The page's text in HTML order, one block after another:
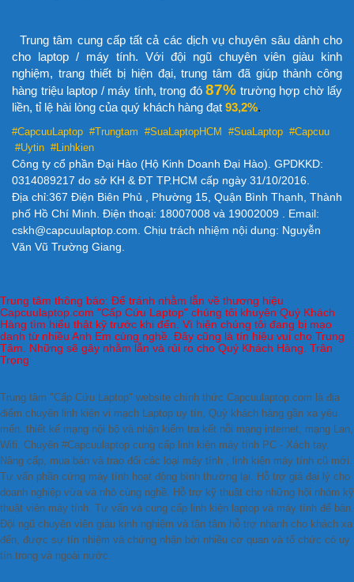
Trung tâm cung cấp tất cả các dịch vụ chuyên sâu dành cho
cho laptop / máy tính. Với đội ngũ chuyên viên giàu kinh
nghiệm, trang thiết bị hiện đại, trung tâm đã giúp thành công
hàng triệu laptop / máy tính, trong đó 87% trường hợp chờ lấy
liền, tỉ lệ hài lòng của quý khách hàng đạt 93,2%.
#CapcuuLaptop #Trungtam #SuaLaptopHCM
#SuaLaptop #Capcuu
#Uytin #Linhkien
Công ty cổ phần Đại Hào (Hộ Kinh Doanh Đại Hào). GPDKKD:
0314089217 do sở KH & ĐT TP.HCM cấp ngày 31/10/2016.
Địa chỉ:367 Điện Biên Phủ , Phường 15, Quận Bình Thạnh, Thành
phố Hồ Chí Minh. Điện thoại: 18007008 và 19002009 . Email:
cskh@capcuulaptop.com. Chịu trách nhiệm nội dung: Nguyễn
Văn Vũ Trường Giang.
Trung tâm thông báo: Để tránh nhằm lẫn về thương hiệu
Capcuulaptop.com "Cấp Cứu Laptop" chúng tôi khuyên Quý Khách
Hàng tìm hiểu thật kỹ trước khi đến. Vì hiện chúng tôi đang bị mạo
danh từ nhiều Anh Em cùng nghề. Đây cũng là tín hiệu vui cho Trung
Tâm. Những sẽ gây nhằm lẫn và rủi ro cho Quý Khách Hàng. Trân
Trọng
Trung tâm "Cấp Cứu Laptop" website chính thức Capcuulaptop.com là địa
điểm chuyên linh kiện vi mạch Laptop uy tín, Quý khách hàng gần xa yêu
mến. thiết kế mạng nội bộ và nhận kiểm tra kết nỗi mạng internet, mạng Lan,
Wifi. Chuyên #Capcuulaptop cung cấp linh kiện máy tính PC - Xách tay.
Nâng cấp, mua bán và trao đổi các loại máy tính , linh kiện máy tính cũ mới.
Tư vấn phần cứng máy tính hoạt động bình thường lại. Hỗ trợ giá đại lý cho
doanh nghiệp vừa và nhỏ cùng nghề. Hỗ trợ kỹ thuật cho những hội nhóm kỹ
thuật viên máy tính. Tư vấn và cung cấp linh kiện laptop và máy tính để bàn.
Đội ngũ chuyên viên giàu kinh nghiệm và tận tâm hỗ trợ nhanh cho khách xa
đến, được sự tín nhiệm và chứng nhận bởi nhiều cơ quan và tổ chức có uy
tín trong và ngoài nước.